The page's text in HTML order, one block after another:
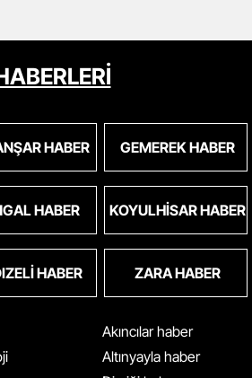
HABER GEMEREK HABER
HABER KOYULHISAR HABER
HABER ZARA HABER
Akıncılar haber
Altınyayla haber